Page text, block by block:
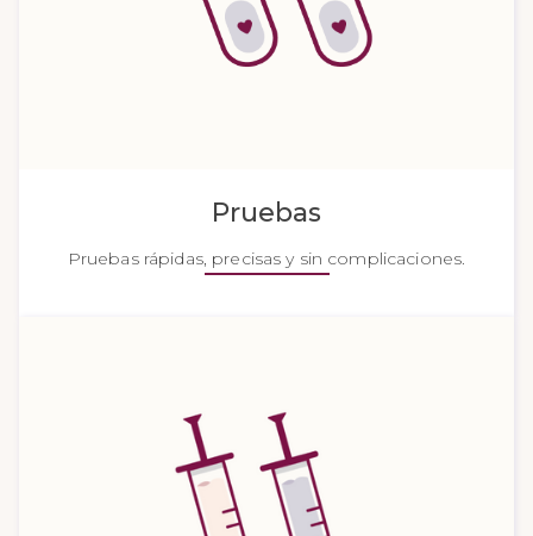
Pruebas
Pruebas rápidas, precisas y sin complicaciones.